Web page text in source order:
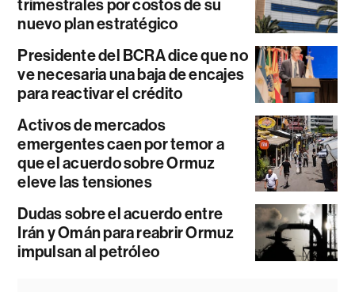
trimestrales por costos de su
nuevo plan estratégico
Presidente del BCRA dice que no
ve necesaria una baja de encajes
para reactivar el crédito
Activos de mercados
emergentes caen por temor a
que el acuerdo sobre Ormuz
eleve las tensiones
Dudas sobre el acuerdo entre
Irán y Omán para reabrir Ormuz
impulsan al petróleo